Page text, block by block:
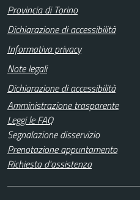
Provincia di Torino
Dichiarazione di accessibilità
Informativa privacy
Note legali
Dichiarazione di accessibilità
Amministrazione trasparente
Leggi le FAQ
Segnalazione disservizio
Prenotazione appuntamento
Richiesta d'assistenza